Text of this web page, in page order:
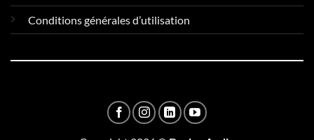
Conditions générales d’utilisation